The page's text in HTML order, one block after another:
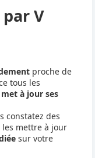
V
proche de
tous les
met à jour ses
constatez des
les mettre à jour
sur votre